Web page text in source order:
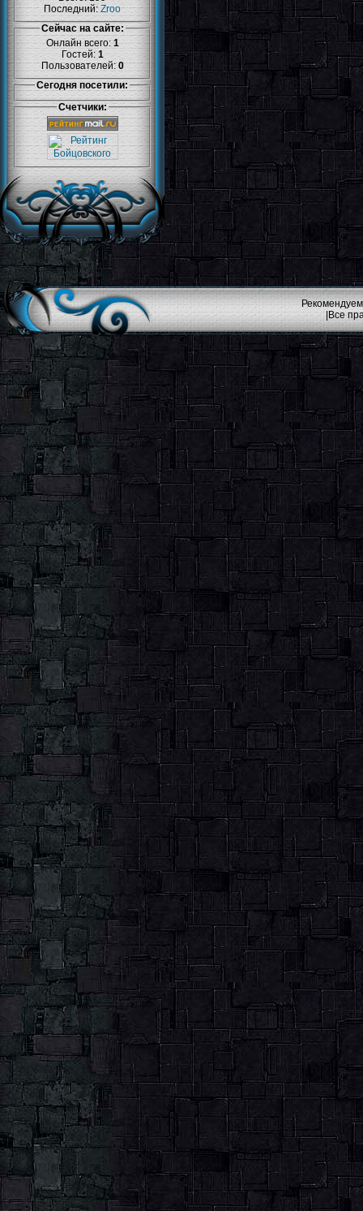
Последний:Zroo
Сейчас на сайте:
Онлайн всего:1
Гостей: 1
Пользователей:0
Сегодня посетили:
Счетчики:
|Все